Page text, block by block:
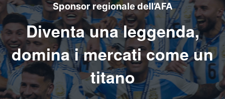
Sponsor regionale dell’AFA
Diventa una leggenda,
domina i mercati come un
titano